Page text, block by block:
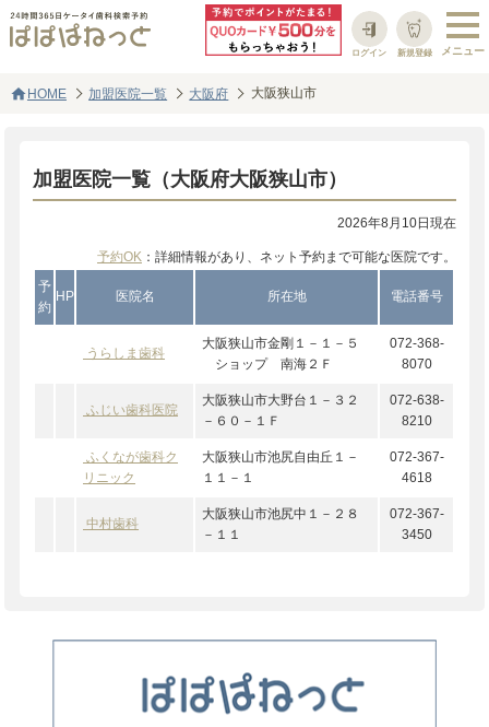
新規登録
ログイン
homeHOME 加盟医院一覧 大阪府 大阪狭山市
加盟医院一覧（大阪府大阪狭山市）
2026年8月10日現在
予約OK：詳細情報があり、ネット予約まで可能な医院です。
予
約
HP 医院名 所在地 電話番号
うらしま歯科
大阪狭山市金剛１－１－５
ショップ 南海２Ｆ
072-368-
8070
ふじい歯科医院
大阪狭山市大野台１－３２
－６０－１Ｆ
072-638-
8210
ふくなが歯科ク
リニック
大阪狭山市池尻自由丘１－
１１－１
072-367-
4618
中村歯科
大阪狭山市池尻中１－２８
－１１
072-367-
3450